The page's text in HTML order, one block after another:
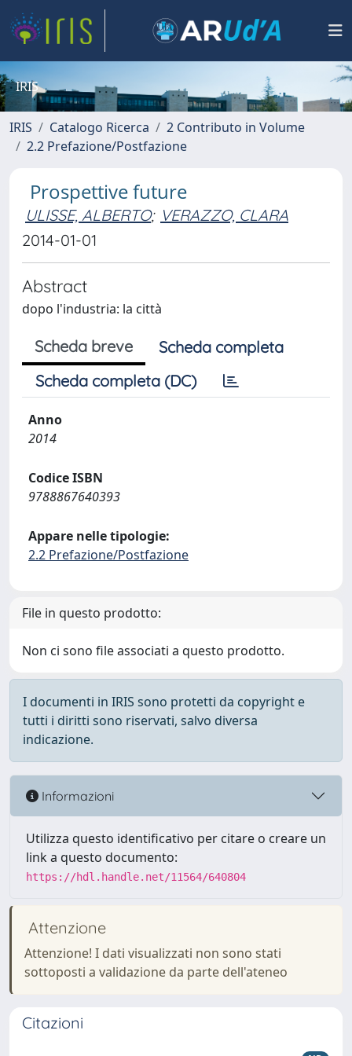
IRIS
IRIS Catalogo Ricerca
2 Contributo in Volume
2.2 Prefazione/Postfazione
Prospettive future
ULISSE, ALBERTO; VERAZZO, CLARA
2014-01-01
Abstract
dopo l'industria: la città
Scheda breve
Scheda completa
Scheda completa (DC)
Anno
2014
Codice ISBN
9788867640393
Appare nelle tipologie:
2.2 Prefazione/Postfazione
File in questo prodotto:
Non ci sono file associati a questo prodotto.
I documenti in IRIS sono protetti da copyright e
tutti i diritti sono riservati, salvo diversa
indicazione.
Informazioni
Utilizza questo identificativo per citare o creare un
link a questo documento:
https://hdl.handle.net/11564/640804
Attenzione
Attenzione! I dati visualizzati non sono stati
sottoposti a validazione da parte dell'ateneo
Citazioni